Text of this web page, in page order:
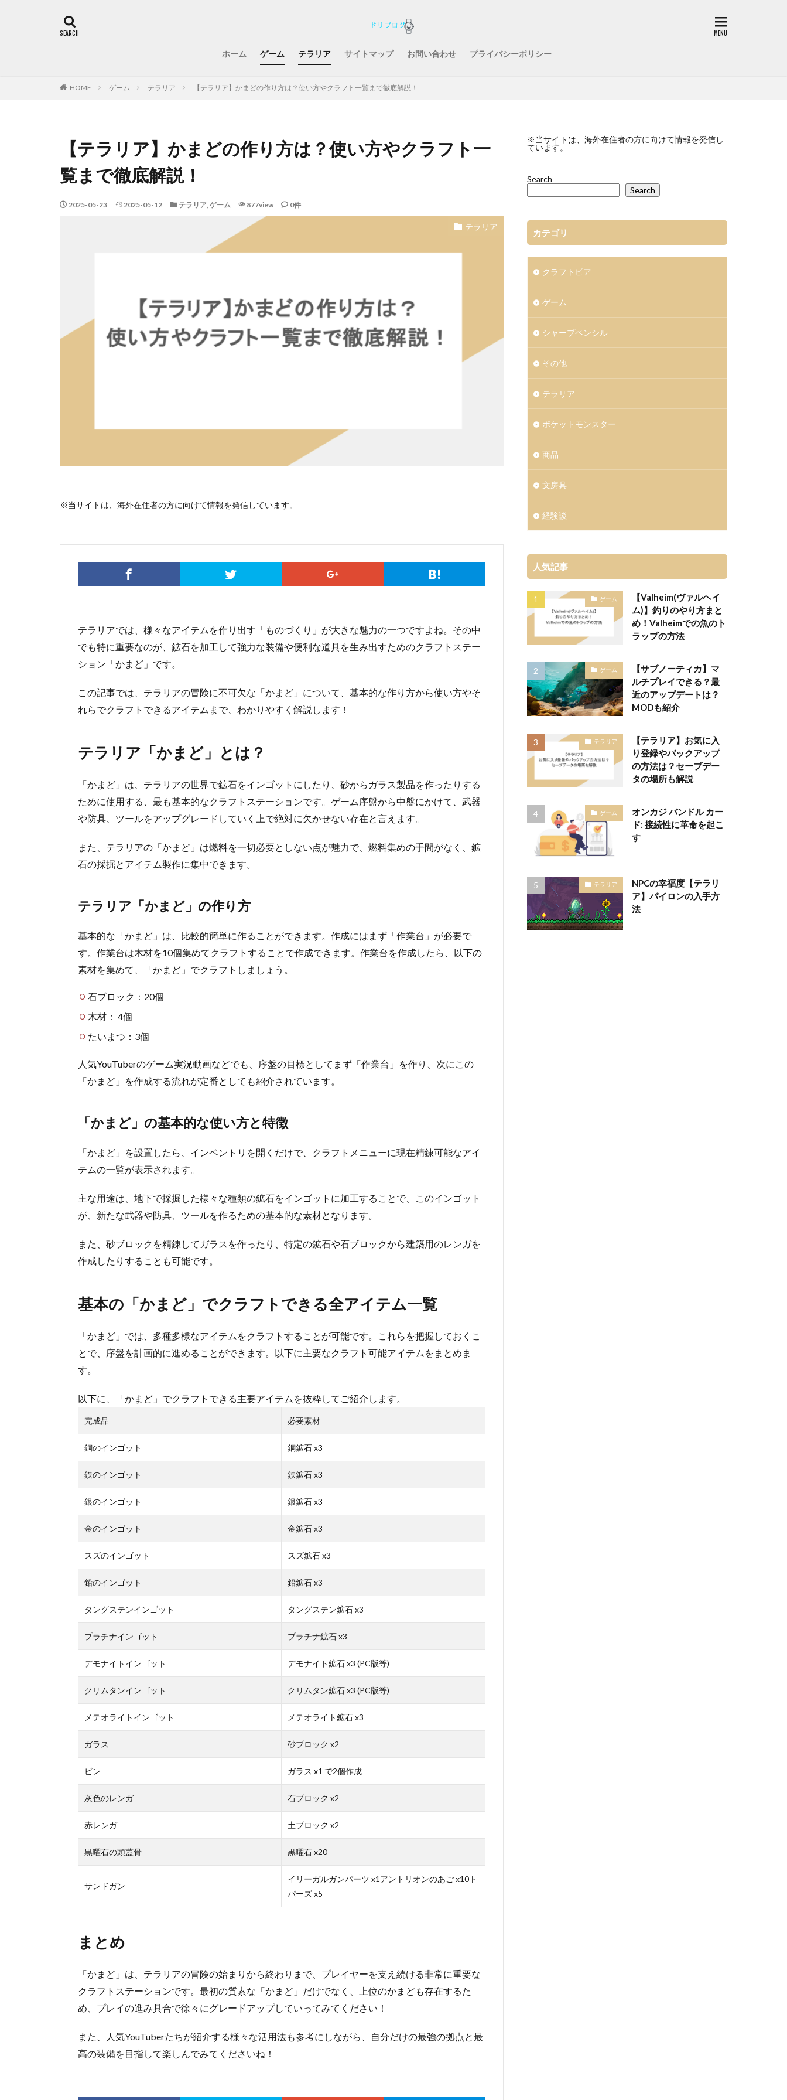
ホーム ゲーム テラリア サイトマップ お問い合わせ プライバシーポリシー
HOME ゲーム テラリア 【テラリア】かまどの作り方は？使い方やクラフト一覧まで徹底解説！
【テラリア】かまどの作り方は？使い方やクラフト一
覧まで徹底解説！
2025-05-23 2025-05-12 テラリア, ゲーム 877view 0件
テラリア
※当サイトは、海外在住者の方に向けて情報を発信しています。
テラリアでは、様々なアイテムを作り出す「ものづくり」が大きな魅力の一つですよね。その中
でも特に重要なのが、鉱石を加工して強力な装備や便利な道具を生み出すためのクラフトステー
ション「かまど」です。
この記事では、テラリアの冒険に不可欠な「かまど」について、基本的な作り方から使い方やそ
れらでクラフトできるアイテムまで、わかりやすく解説します！
テラリア「かまど」とは？
「かまど」は、テラリアの世界で鉱石をインゴットにしたり、砂からガラス製品を作ったりする
ために使用する、最も基本的なクラフトステーションです。ゲーム序盤から中盤にかけて、武器
や防具、ツールをアップグレードしていく上で絶対に欠かせない存在と言えます。
また、テラリアの「かまど」は燃料を一切必要としない点が魅力で、燃料集めの手間がなく、鉱
石の採掘とアイテム製作に集中できます。
テラリア「かまど」の作り方
基本的な「かまど」は、比較的簡単に作ることができます。作成にはまず「作業台」が必要で
す。作業台は木材を10個集めてクラフトすることで作成できます。作業台を作成したら、以下の
素材を集めて、「かまど」でクラフトしましょう。
石ブロック：20個
木材： 4個
たいまつ：3個
人気YouTuberのゲーム実況動画などでも、序盤の目標としてまず「作業台」を作り、次にこの
「かまど」を作成する流れが定番としても紹介されています。
「かまど」の基本的な使い方と特徴
「かまど」を設置したら、インベントリを開くだけで、クラフトメニューに現在精錬可能なアイ
テムの一覧が表示されます。
主な用途は、地下で採掘した様々な種類の鉱石をインゴットに加工することで、このインゴット
が、新たな武器や防具、ツールを作るための基本的な素材となります。
また、砂ブロックを精錬してガラスを作ったり、特定の鉱石や石ブロックから建築用のレンガを
作成したりすることも可能です。
基本の「かまど」でクラフトできる全アイテム一覧
「かまど」では、多種多様なアイテムをクラフトすることが可能です。これらを把握しておくこ
とで、序盤を計画的に進めることができます。以下に主要なクラフト可能アイテムをまとめま
す。
以下に、「かまど」でクラフトできる主要アイテムを抜粋してご紹介します。
完成品 必要素材
銅のインゴット 銅鉱石 x3
鉄のインゴット 鉄鉱石 x3
銀のインゴット 銀鉱石 x3
金のインゴット 金鉱石 x3
スズのインゴット スズ鉱石 x3
鉛のインゴット 鉛鉱石 x3
タングステンインゴット タングステン鉱石 x3
プラチナインゴット プラチナ鉱石 x3
デモナイトインゴット デモナイト鉱石 x3 (PC版等)
クリムタンインゴット クリムタン鉱石 x3 (PC版等)
メテオライトインゴット メテオライト鉱石 x3
ガラス 砂ブロック x2
ビン ガラス x1 で2個作成
灰色のレンガ 石ブロック x2
赤レンガ 土ブロック x2
黒曜石の頭蓋骨 黒曜石 x20
サンドガン
イリーガルガンパーツ x1アントリオンのあご x10ト
パーズ x5
まとめ
「かまど」は、テラリアの冒険の始まりから終わりまで、プレイヤーを支え続ける非常に重要な
クラフトステーションです。最初の質素な「かまど」だけでなく、上位のかまども存在するた
め、プレイの進み具合で徐々にグレードアップしていってみてください！
また、人気YouTuberたちが紹介する様々な活用法も参考にしながら、自分だけの最強の拠点と最
高の装備を目指して楽しんでみてくださいね！
※当サイトは、海外在住者の方に向けて情報を発信し
ています。
Search
Search
カテゴリ
クラフトピア
ゲーム
シャープペンシル
その他
テラリア
ポケットモンスター
商品
文房具
経験談
人気記事
ゲーム
【Valheim(ヴァルヘイ
ム)】釣りのやり方まと
め！Valheimでの魚のト
ラップの方法
ゲーム
【サブノーティカ】マ
ルチプレイできる？最
近のアップデートは？
MODも紹介
テラリア
【テラリア】お気に入
り登録やバックアップ
の方法は？セーブデー
タの場所も解説
ゲーム
オンカジ バンドル カー
ド: 接続性に革命を起こ
す
テラリア
NPCの幸福度【テラリ
ア】パイロンの入手方
法